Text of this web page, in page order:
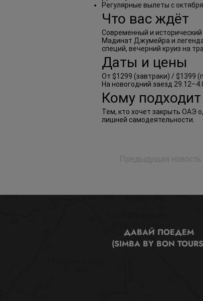
Регулярные вылеты с
Что вас ждёт
Современный и
Мадинат Джумейра и
специй, вечерний круиз на
Даты и цены
От $1299 (завтраки) / $1399
На новогодний заезд
Кому подходит
Тем, кто хочет закрыть ОАЭ
лишней самодеятельности.
Предыдущая новость
ДАВАЙ ПОЕДЕМ
(SIMBA BY BON